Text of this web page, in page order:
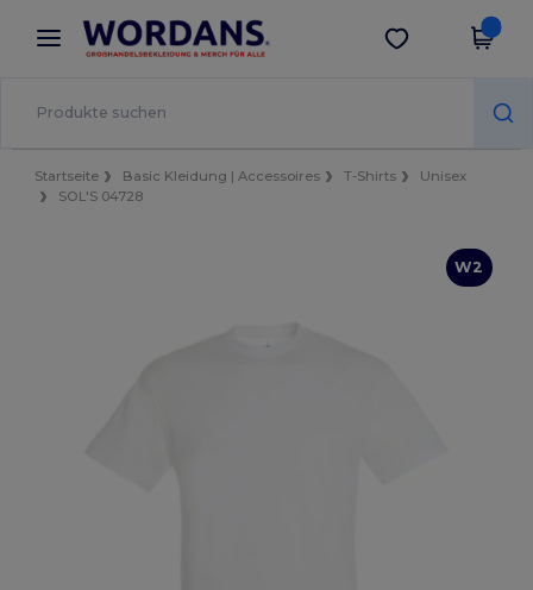
× Wordans App
Bessere Preise in der App!
App holen
Startseite Basic Kleidung | Accessoires T-Shirts
Unisex
SOL'S 04728
W2